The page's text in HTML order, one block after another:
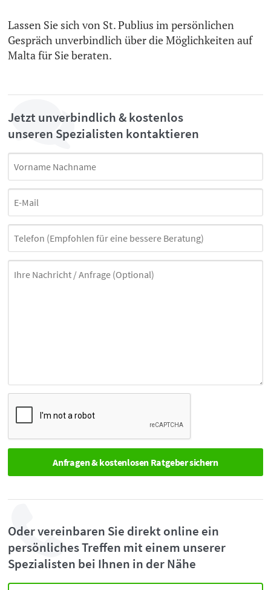
Lassen Sie sich von St. Publius im persönlichen
Gespräch unverbindlich über die Möglichkeiten auf
Malta für Sie beraten.
Jetzt unverbindlich & kostenlos
unseren Spezialisten kontaktieren
Oder vereinbaren Sie direkt online ein
persönliches Treffen mit einem unserer
Spezialisten bei Ihnen in der Nähe